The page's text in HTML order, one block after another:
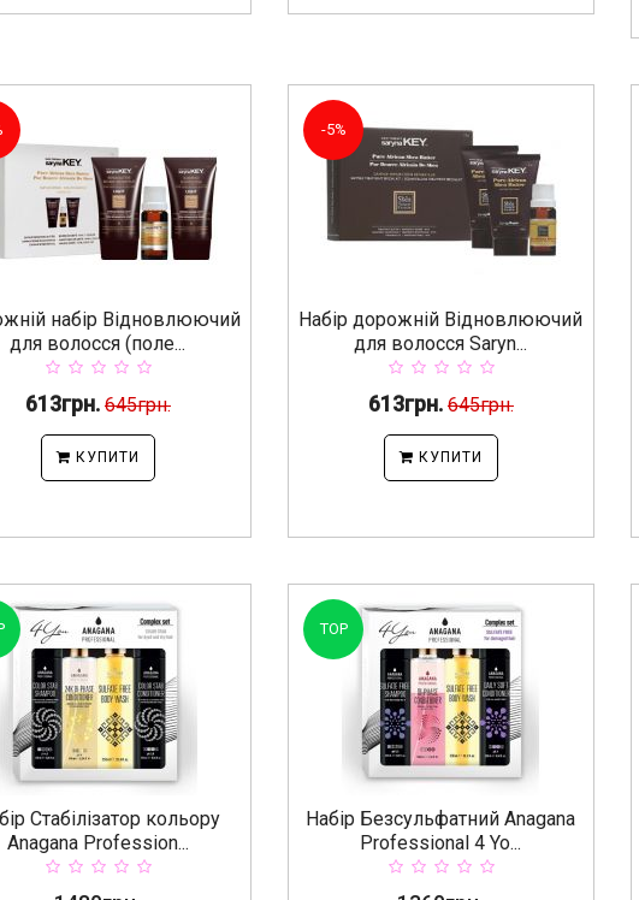
набір Відновлюючий
для волосся (поле...
613грн. 645грн.
КУПИТИ
-5%
Набір дорожній Відновлюючий
для волосся Saryn...
613грн. 645грн.
КУПИТИ
Стабілізатор кольору
Anagana Profession...
TOP
Набір Безсульфатний Anagana
Professional 4 Yo...